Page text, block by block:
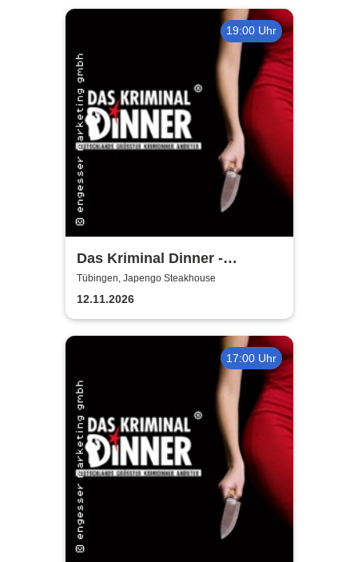
19:00 Uhr
Das Kriminal Dinner -
Tödliche Vergangenheit
Tübingen, Japengo Steakhouse
12.11.2026
17:00 Uhr